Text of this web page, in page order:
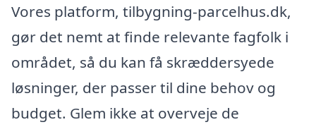
Vores platform, tilbygning-parcelhus.dk,
gør det nemt at finde relevante fagfolk i
området, så du kan få skræddersyede
løsninger, der passer til dine behov og
budget. Glem ikke at overveje de